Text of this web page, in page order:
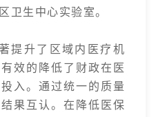
卫生中心实验室。
提升了区域内医疗机
效的降低了财政在医
入。通过统一的质量
果互认。在降低医保